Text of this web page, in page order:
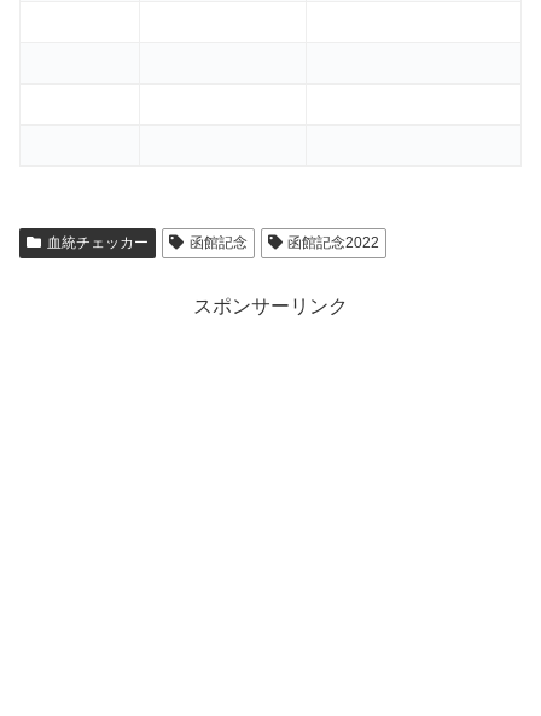
血統チェッカー 函館記念 函館記念2022
スポンサーリンク